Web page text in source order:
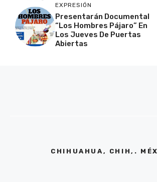
EXPRESIÓN
Presentarán Documental
“Los Hombres Pájaro” En
Los Jueves De Puertas
Abiertas
CHIHUAHUA, CHIH,.